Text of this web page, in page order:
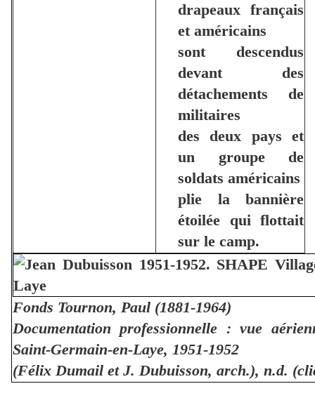
drapeaux français
et américains
sont descendus
devant des
détachements de
militaires
des deux pays et
un groupe de
soldats américains
plie la bannière
étoilée qui flottait
sur le camp.
Fonds Tournon, Paul (1881-1964)
Documentation professionnelle : vue
Saint-Germain-en-Laye, 1951-1952
(Félix Dumail et J. Dubuisson, arch.), n.d.